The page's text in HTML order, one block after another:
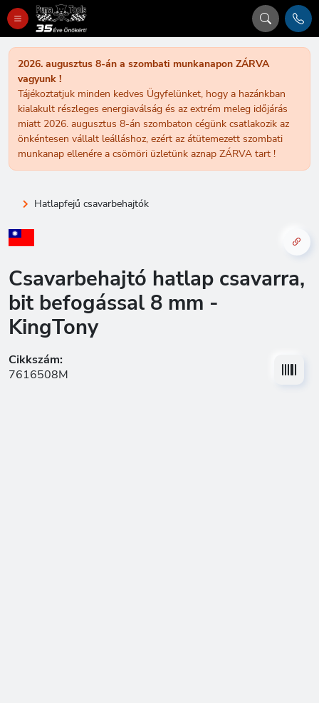
2026. augusztus 8-án a szombati munkanapon ZÁRVA
vagyunk !
Tájékoztatjuk minden kedves Ügyfelünket, hogy a hazánkban
kialakult részleges energiaválság és az extrém meleg időjárás
miatt 2026. augusztus 8-án szombaton cégünk csatlakozik az
önkéntesen vállalt leálláshoz, ezért az átütemezett szombati
munkanap ellenére a csömöri üzletünk aznap ZÁRVA tart !
Hatlapfejű csavarbehajtók
Csavarbehajtó hatlap csavarra,
bit befogással 8 mm -
KingTony
Cikkszám:
7616508M